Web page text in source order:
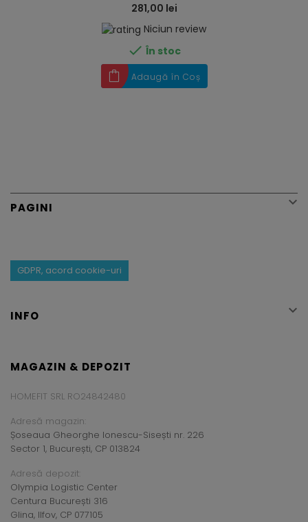
281,00 lei
Niciun review
 În stoc
Adaugă în Coș
PAGINI 
GDPR, acord cookie-uri
INFO 
MAGAZIN & DEPOZIT
HOMEFIT SRL RO24842480
Adresă magazin:
Șoseaua Gheorghe Ionescu-Sisești nr. 226
Sector 1, București, CP 013824
Adresă depozit:
Olympia Logistic Center
Centura București 316
Glina, Ilfov, CP 077105